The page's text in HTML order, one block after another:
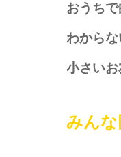
おうちで
わからな
小さいお
みん